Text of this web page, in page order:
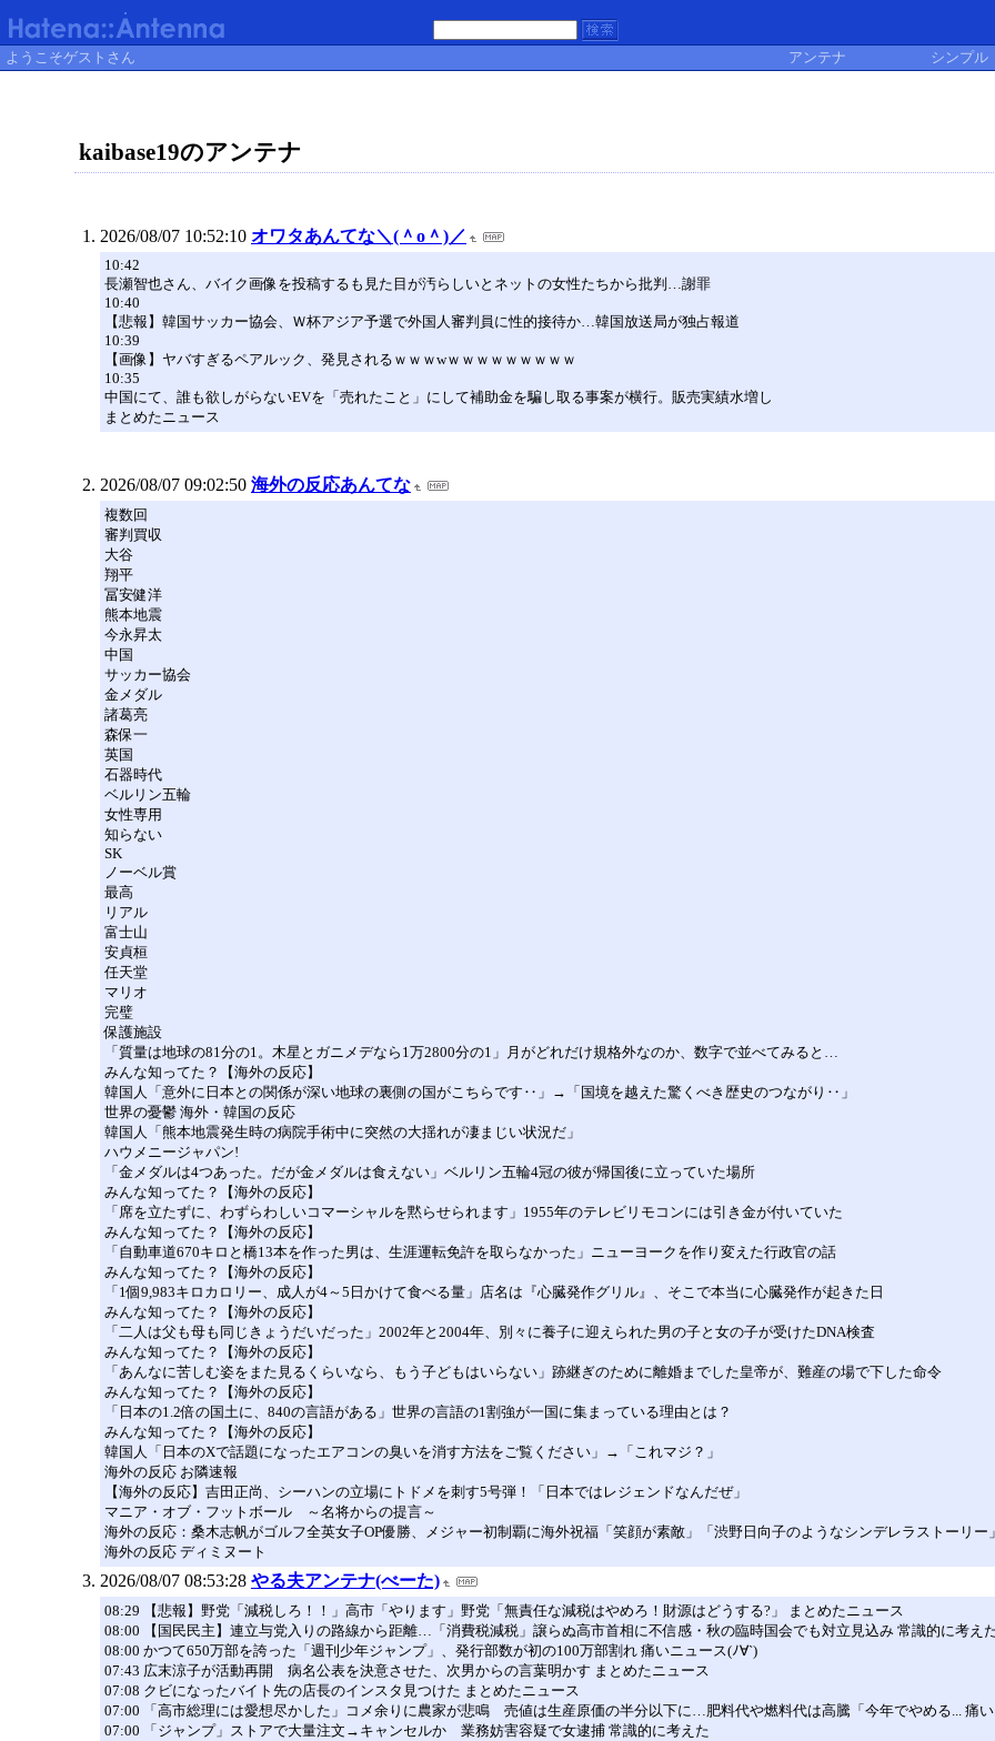
ようこそゲストさん アンテナ シンプル
kaibase19のアンテナ
2026/08/07 10:52:10 オワタあんてな＼(＾o＾)／
10:42
長瀬智也さん、バイク画像を投稿するも見た目が汚らしいとネットの女性たちから批判…謝罪
10:40
【悲報】韓国サッカー協会、Ｗ杯アジア予選で外国人審判員に性的接待か…韓国放送局が独占報道
10:39
【画像】ヤバすぎるペアルック、発見されるｗｗｗwｗｗｗｗｗｗｗｗｗ
10:35
中国にて、誰も欲しがらないEVを「売れたこと」にして補助金を騙し取る事案が横行。販売実績水増し
まとめたニュース
2026/08/07 09:02:50 海外の反応あんてな
複数回
審判買収
大谷
翔平
冨安健洋
熊本地震
今永昇太
中国
サッカー協会
金メダル
諸葛亮
森保一
英国
石器時代
ベルリン五輪
女性専用
知らない
SK
ノーベル賞
最高
リアル
富士山
安貞桓
任天堂
マリオ
完璧
保護施設
「質量は地球の81分の1。木星とガニメデなら1万2800分の1」月がどれだけ規格外なのか、数字で並べてみると…
みんな知ってた？【海外の反応】
韓国人「意外に日本との関係が深い地球の裏側の国がこちらです‥」→「国境を越えた驚くべき歴史のつながり‥」
世界の憂鬱 海外・韓国の反応
韓国人「熊本地震発生時の病院手術中に突然の大揺れが凄まじい状況だ」
ハウメニージャパン!
「金メダルは4つあった。だが金メダルは食えない」ベルリン五輪4冠の彼が帰国後に立っていた場所
みんな知ってた？【海外の反応】
「席を立たずに、わずらわしいコマーシャルを黙らせられます」1955年のテレビリモコンには引き金が付いていた
みんな知ってた？【海外の反応】
「自動車道670キロと橋13本を作った男は、生涯運転免許を取らなかった」ニューヨークを作り変えた行政官の話
みんな知ってた？【海外の反応】
「1個9,983キロカロリー、成人が4～5日かけて食べる量」店名は『心臓発作グリル』、そこで本当に心臓発作が起きた日
みんな知ってた？【海外の反応】
「二人は父も母も同じきょうだいだった」2002年と2004年、別々に養子に迎えられた男の子と女の子が受けたDNA検査
みんな知ってた？【海外の反応】
「あんなに苦しむ姿をまた見るくらいなら、もう子どもはいらない」跡継ぎのために離婚までした皇帝が、難産の場で下した命令
みんな知ってた？【海外の反応】
「日本の1.2倍の国土に、840の言語がある」世界の言語の1割強が一国に集まっている理由とは？
みんな知ってた？【海外の反応】
韓国人「日本のXで話題になったエアコンの臭いを消す方法をご覧ください」→「これマジ？」
海外の反応 お隣速報
【海外の反応】吉田正尚、シーハンの立場にトドメを刺す5号弾！「日本ではレジェンドなんだぜ」
マニア・オブ・フットボール ～名将からの提言～
海外の反応：桑木志帆がゴルフ全英女子OP優勝、メジャー初制覇に海外祝福「笑顔が素敵」「渋野日向子のようなシンデレラストーリー」
海外の反応 ディミヌート
2026/08/07 08:53:28 やる夫アンテナ(べーた)
08:29 【悲報】野党「減税しろ！！」高市「やります」野党「無責任な減税はやめろ！財源はどうする?」 まとめたニュース
08:00 【国民民主】連立与党入りの路線から距離…「消費税減税」譲らぬ高市首相に不信感・秋の臨時国会でも対立見込み 常識的に考え
08:00 かつて650万部を誇った「週刊少年ジャンプ」、発行部数が初の100万部割れ 痛いニュース(ﾉ∀`)
07:43 広末涼子が活動再開 病名公表を決意させた、次男からの言葉明かす まとめたニュース
07:08 クビになったバイト先の店長のインスタ見つけた まとめたニュース
07:00 「高市総理には愛想尽かした」コメ余りに農家が悲鳴 売値は生産原価の半分以下に…肥料代や燃料代は高騰「今年でやめる... 痛
07:00 「ジャンプ」ストアで大量注文→キャンセルか 業務妨害容疑で女逮捕 常識的に考えた